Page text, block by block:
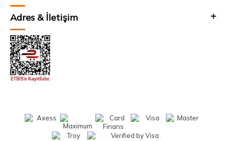
Adres & İletişim